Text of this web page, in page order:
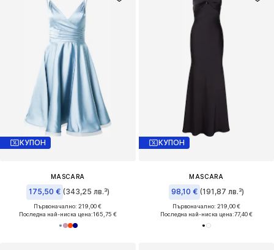
КУПОН
MASCARA
175,50 € (343,25 лв.³)
Първоначално: 219,00 €
Последна най-ниска цена:165,75 €
КУПОН
MASCARA
98,10 € (191,87 лв.³)
Първоначално: 219,00 €
Последна най-ниска цена:77,40 €